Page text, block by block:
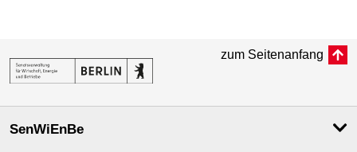
zum Seitenanfang
SenWiEnBe